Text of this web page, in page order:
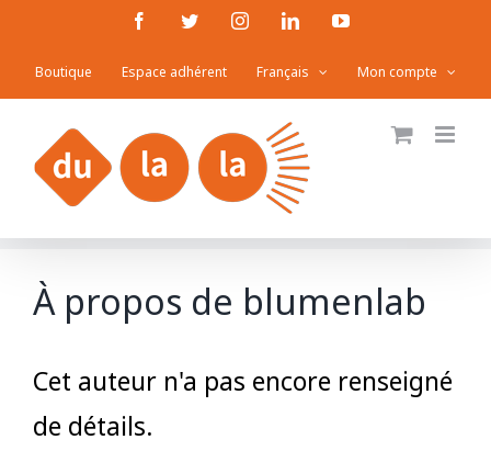
contenu
FacebookTwitterInstagramLinkedInYouTube
Boutique Espace adhérent Français Mon compte
À propos de blumenlab
Cet auteur n'a pas encore renseigné
de détails.